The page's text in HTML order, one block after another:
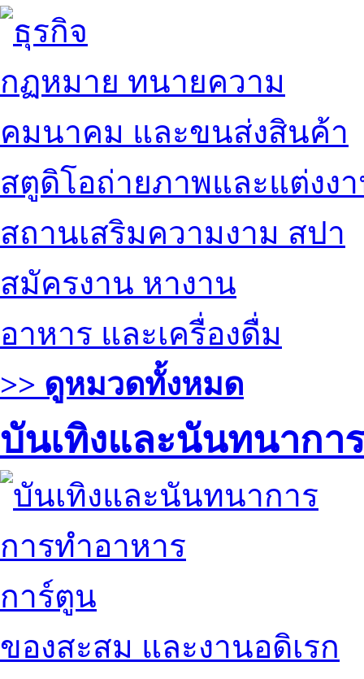
กฏหมาย ทนายความ
คมนาคม และขนส่งสินค้า
สตูดิโอถ่ายภาพและแต่งง
สถานเสริมความงาม สปา
สมัครงาน หางาน
อาหาร และเครื่องดื่ม
>> ดูหมวดทั้งหมด
บันเทิงและนันทนาการ
การทำอาหาร
การ์ตูน
ของสะสม และงานอดิเรก